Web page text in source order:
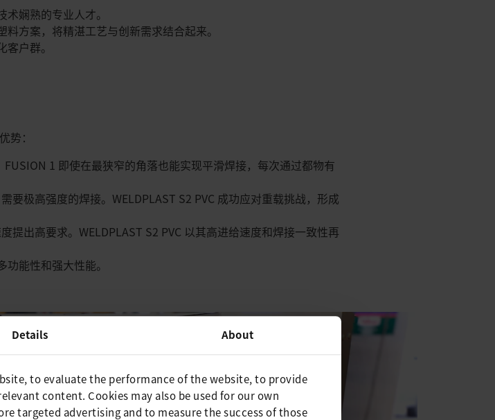
Details About
to evaluate the performance of the website, to provide
content. Cookies may also be used for our own
targeted advertising and to measure the success of those
娴熟的专业人才。​
方案，将精湛工艺与创新需求结合起来。​
户群。​
：​
1 即使在最狭窄的角落也能实现平滑焊接，每次通过都物有
要极高强度的焊接。WELDPLAST S2 PVC 成功应对重载挑战，形成
提出高要求。WELDPLAST S2 PVC 以其高进给速度和焊接一致性再
能性和强大性能。​